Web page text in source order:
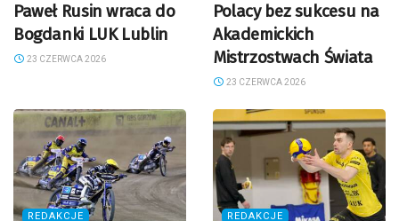
Paweł Rusin wraca do
Bogdanki LUK Lublin
23 CZERWCA 2026
Polacy bez sukcesu na
Akademickich
Mistrzostwach Świata
23 CZERWCA 2026
REDAKCJE REDAKCJE